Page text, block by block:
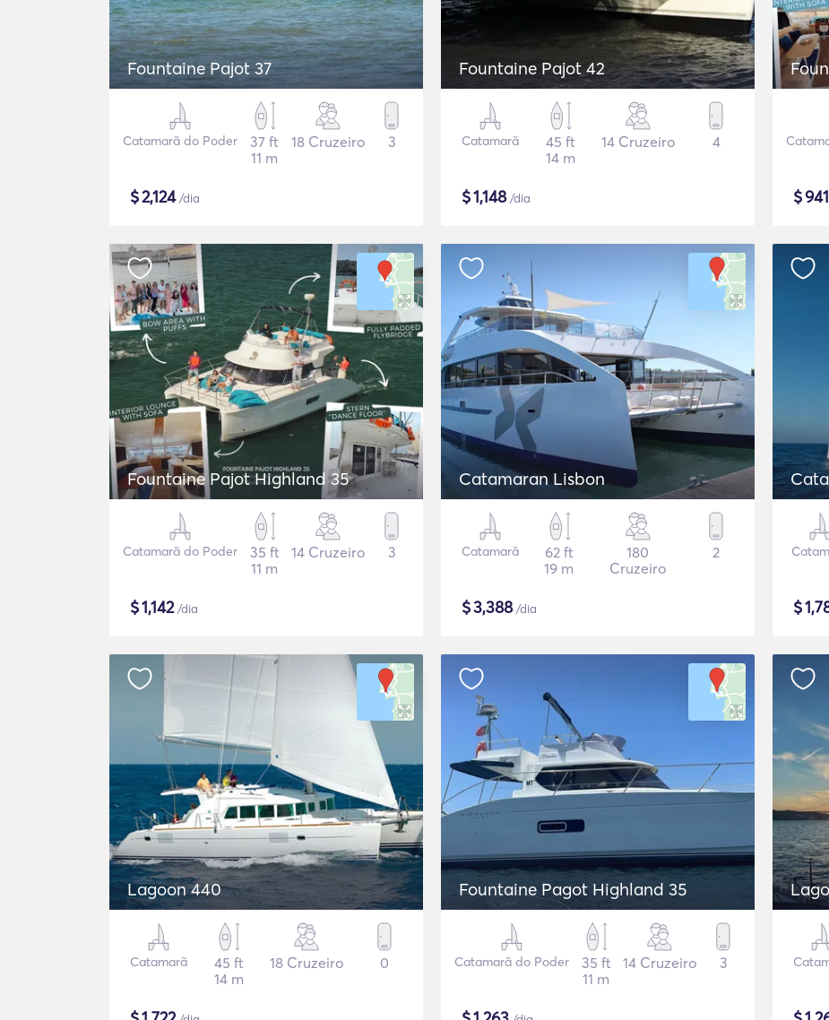
Fountaine Pajot 37
Catamarã do Poder
37 ft
11 m
18 Cruzeiro 3
$2,124/dia
Fountaine Pajot 42
Catamarã
45 ft
14 m
14 Cruzeiro 4
$1,148/dia $941
Fountaine Pajot Highland 35
Catamarã do Poder
35 ft
11 m
14 Cruzeiro 3
$1,142/dia
Catamaran Lisbon
Catamarã
62 ft
19 m
180
Cruzeiro
2
$3,388/dia $
Lagoon 440
Catamarã
45 ft
14 m
18 Cruzeiro 0
Fountaine Pagot Highland 35
Catamarã do Poder
35 ft
11 m
14 Cruzeiro 3